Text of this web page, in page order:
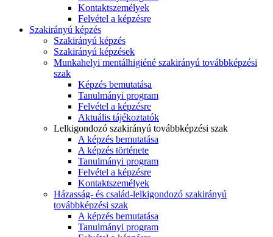
Kontaktszemélyek
Felvétel a képzésre
Szakirányú képzés
Szakirányú képzés
Szakirányú képzések
Munkahelyi mentálhigiéné szakirányú továbbképzési
szak
Képzés bemutatása
Tanulmányi program
Felvétel a képzésre
Aktuális tájékoztatók
Lelkigondozó szakirányú továbbképzési szak
A képzés bemutatása
A képzés története
Tanulmányi program
Felvétel a képzésre
Kontaktszemélyek
Házasság- és család-lelkigondozó szakirányú
továbbképzési szak
A képzés bemutatása
Tanulmányi program